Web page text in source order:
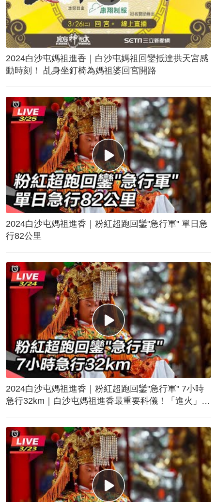
2024白沙屯媽祖進香｜白沙屯媽祖回鑾抵達拱天宮感
動時刻！ 乩身坐釘椅為媽祖婆回宮開路
2024白沙屯媽祖進香｜粉紅超跑回鑾"急行軍" 單日急
行82公里
2024白沙屯媽祖進香｜粉紅超跑回鑾"急行軍" 7小時
急行32km｜白沙屯媽祖進香最重要科儀！「進火」儀